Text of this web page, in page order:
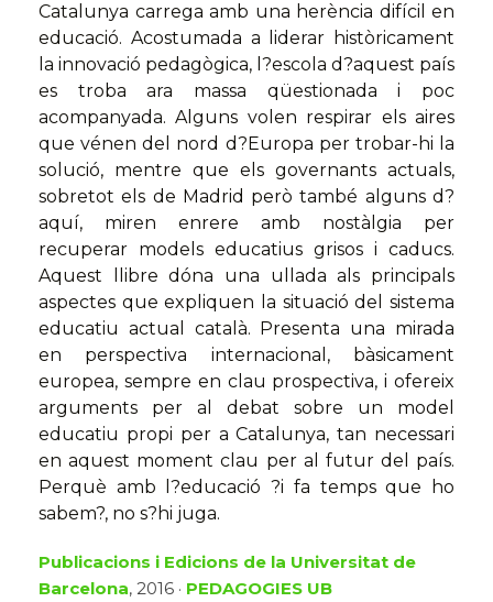
Catalunya carrega amb una herència difícil en
educació. Acostumada a liderar històricament
la innovació pedagògica, l?escola d?aquest país
es troba ara massa qüestionada i poc
acompanyada. Alguns volen respirar els aires
que vénen del nord d?Europa per trobar-hi la
solució, mentre que els governants actuals,
sobretot els de Madrid però també alguns d?
aquí, miren enrere amb nostàlgia per
recuperar models educatius grisos i caducs.
Aquest llibre dóna una ullada als principals
aspectes que expliquen la situació del sistema
educatiu actual català. Presenta una mirada
en perspectiva internacional, bàsicament
europea, sempre en clau prospectiva, i ofereix
arguments per al debat sobre un model
educatiu propi per a Catalunya, tan necessari
en aquest moment clau per al futur del país.
Perquè amb l?educació ?i fa temps que ho
sabem?, no s?hi juga.
Publicacions i Edicions de la Universitat de
Barcelona, 2016 · PEDAGOGIES UB